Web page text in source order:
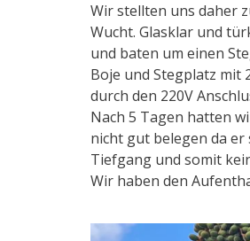
Wir stellten uns daher
Wucht. Glasklar und
und baten um einen
Boje und Stegplatz mit
durch den 220V
Nach 5 Tagen hatten
nicht gut belegen da er
Tiefgang und somit
Wir haben den